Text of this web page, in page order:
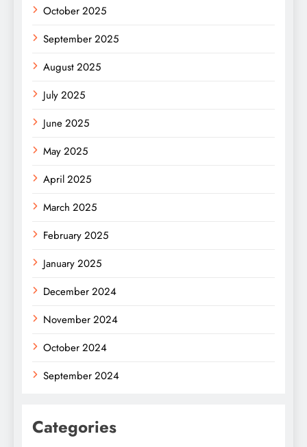
October 2025
September 2025
August 2025
July 2025
June 2025
May 2025
April 2025
March 2025
February 2025
January 2025
December 2024
November 2024
October 2024
September 2024
Categories